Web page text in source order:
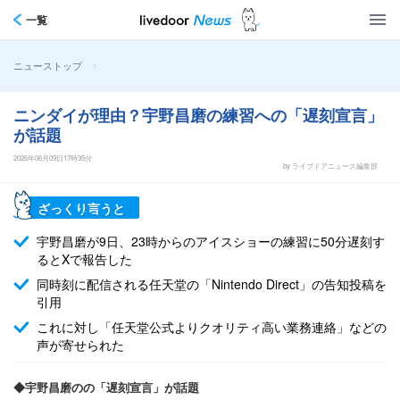
一覧
ニューストップ >
ニンダイが理由？宇野昌磨の練習への「遅刻宣言」
が話題
2026年06月09日17時35分
by ライブドアニュース編集部
ざっくり言うと
宇野昌磨が9日、23時からのアイスショーの練習に50分遅刻す
るとXで報告した
同時刻に配信される任天堂の「Nintendo Direct」の告知投稿を
引用
これに対し「任天堂公式よりクオリティ高い業務連絡」などの
声が寄せられた
◆宇野昌磨のの「遅刻宣言」が話題